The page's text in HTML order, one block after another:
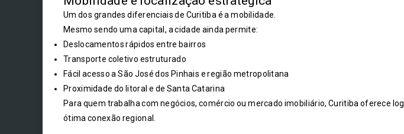
Um dos grandes diferenciais de Curitiba é a mobilidade.
Mesmo sendo uma capital, a cidade ainda permite:
Deslocamentos rápidos entre bairros
Transporte coletivo estruturado
Fácil acesso a São José dos Pinhais e região metropolitana
Proximidade do litoral e de Santa Catarina
Para quem trabalha com negócios, comércio ou mercado imobiliário, Curitiba oferece
ótima conexão regional.